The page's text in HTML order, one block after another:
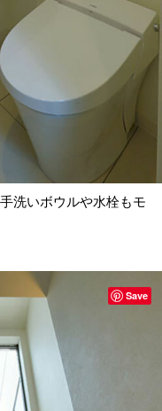
洗いボウルや水栓もモ
Save